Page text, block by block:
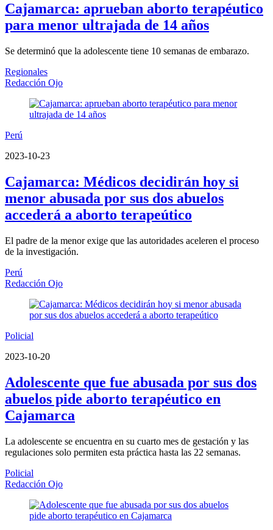
Cajamarca: aprueban aborto terapéutico
para menor ultrajada de 14 años
Se determinó que la adolescente tiene 10 semanas de embarazo.
Regionales
Redacción Ojo
Perú
2023-10-23
Cajamarca: Médicos decidirán hoy si
menor abusada por sus dos abuelos
accederá a aborto terapeútico
El padre de la menor exige que las autoridades aceleren el proceso
de la investigación.
Perú
Redacción Ojo
Policial
2023-10-20
Adolescente que fue abusada por sus dos
abuelos pide aborto terapéutico en
Cajamarca
La adolescente se encuentra en su cuarto mes de gestación y las
regulaciones solo permiten esta práctica hasta las 22 semanas.
Policial
Redacción Ojo